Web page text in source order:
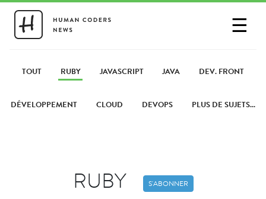
☰
PARTAGER UN LIEN
TOUT RUBY JAVASCRIPT JAVA DEV. FRONT
DÉVELOPPEMENT CLOUD DEVOPS PLUS DE SUJETS...
RUBY S'ABONNER